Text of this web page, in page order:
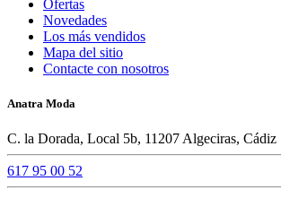
Ofertas
Novedades
Los más vendidos
Mapa del sitio
Contacte con nosotros
Anatra Moda
C. la Dorada, Local 5b, 11207 Algeciras, Cádiz
617 95 00 52